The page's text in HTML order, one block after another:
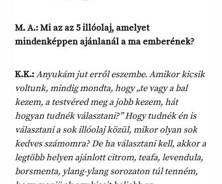
M. A.: Mi az az 5 illóolaj, amelyet
mindenképpen ajánlanál a ma emberének?
K.K.:Anyukám jut erről eszembe. Amikor kicsik
voltunk, mindig mondta, hogy „te vagy a bal
kezem, a testvéred meg a jobb kezem, hát
hogyan tudnék választani?” Hogy tudnék én is
választani a sok illóolaj közül, mikor olyan sok
kedves számomra? De ha választani kell, akkor a
legtöbb helyen ajánlott citrom, teafa, levendula,
borsmenta, ylang-ylang sorozaton túl tenném,